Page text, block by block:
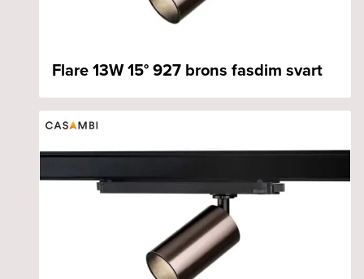
Flare 13W 15° 927 brons fasdim svart